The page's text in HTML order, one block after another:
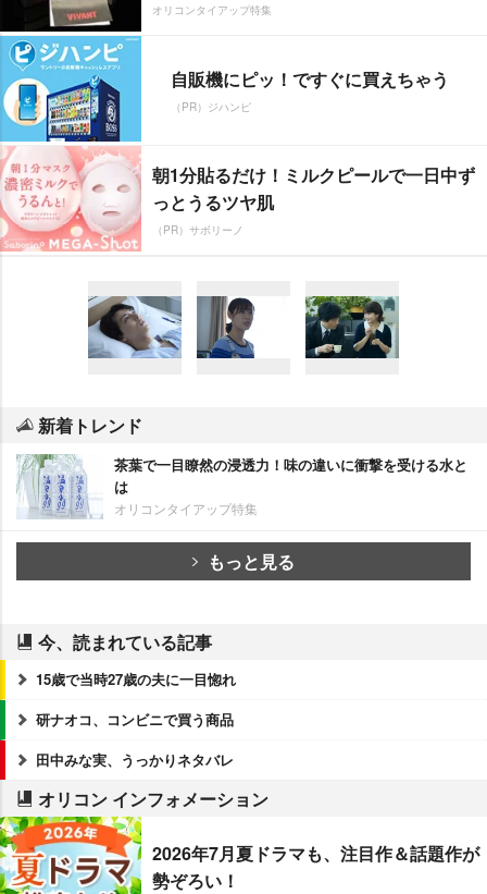
オリコンタイアップ特集
自販機にピッ！ですぐに買えちゃう
（PR）ジハンピ
朝1分貼るだけ！ミルクピールで一日中ず
っとうるツヤ肌
（PR）サボリーノ
新着トレンド
茶葉で一目瞭然の浸透力！味の違いに衝撃を受ける水と
は
オリコンタイアップ特集
もっと見る
今、読まれている記事
15歳で当時27歳の夫に一目惚れ
研ナオコ、コンビニで買う商品
田中みな実、うっかりネタバレ
オリコン インフォメーション
2026年7月夏ドラマも、注目作＆話題作が
勢ぞろい！